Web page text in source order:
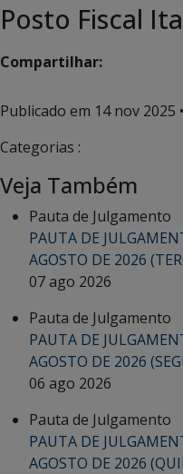
Posto Fiscal
Compartilhar:
Publicado em 14 nov 2025
Categorias :
Veja Também
Pauta de Julgamento
PAUTA DE
AGOSTO DE 2026
07 ago 2026
Pauta de Julgamento
PAUTA DE
AGOSTO DE 2026
06 ago 2026
Pauta de Julgamento
PAUTA DE
AGOSTO DE 2026